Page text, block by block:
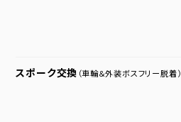
スポーク交換 （車輪＆外装ボスフリー脱着）